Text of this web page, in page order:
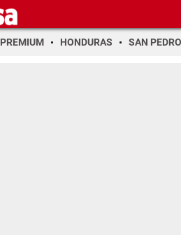
PREMIUM HONDURAS SAN PEDRO